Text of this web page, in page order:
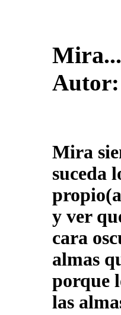
Mira...
Autor:
Mira
suceda
y ver
cara
almas
porque
las